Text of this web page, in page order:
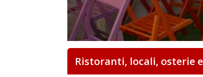
Ristoranti, locali, osterie